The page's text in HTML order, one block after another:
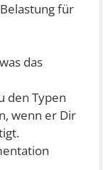
für
das
den Typen
wenn er Dir